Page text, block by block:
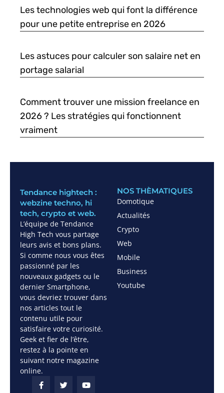
Les technologies web qui font la différence
pour une petite entreprise en 2026
Les astuces pour calculer son salaire net en
portage salarial
Comment trouver une mission freelance en
2026 ? Les stratégies qui fonctionnent
vraiment
Tendance hightech :
webzine techno, hi
tech, crypto et web.
L’équipe de Tendance
High Tech vous partage
leurs avis et bons plans.
Si comme nous vous êtes
passionné par les
nouveaux gadgets ou le
dernier Smartphone,
vous devriez trouver dans
nos articles tout le
contenu utile pour
satisfaire votre curiosité.
Geek et fier de l’être,
restez à la pointe en
suivant notre magazine
online.
NOS THÈMATIQUES
Domotique
Actualités
Crypto
Web
Mobile
Business
Youtube